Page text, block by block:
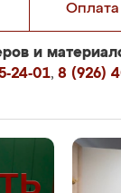
Оплата
и
24-01, 8 (926)